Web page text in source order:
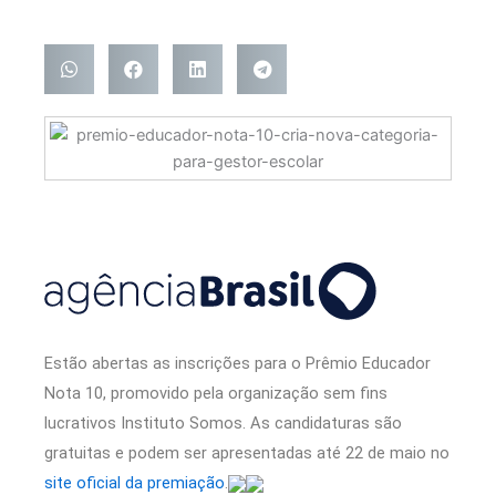
Estão abertas as inscrições para o Prêmio Educador
Nota 10, promovido pela organização sem fins
lucrativos Instituto Somos. As candidaturas são
gratuitas e podem ser apresentadas até 22 de maio no
site oficial da premiação.